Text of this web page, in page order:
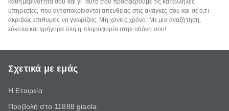
καθημερινότητά σου και γι’ αυτό σου προσφέρουμε τις κατάλληλες
υπηρεσίες, που ανταποκρίνονται απευθείας στις ανάγκες σου και σε ό,τι
ακριβώς επιθυμείς να γνωρίζεις. Μη χάνεις χρόνο! Με μία αναζήτηση,
εύκολα και γρήγορα όλη η πληροφορία στην οθόνη σου!
Σχετικά με εμάς
Η Εταιρεία
Προβολή στο 11888 giaola